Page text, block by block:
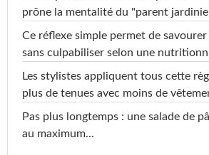
prône la mentalité du "parent
Ce réflexe simple permet de
sans culpabiliser selon une
Les stylistes appliquent tous cette
plus de tenues avec moins de
Pas plus longtemps : une salade de
au maximum...